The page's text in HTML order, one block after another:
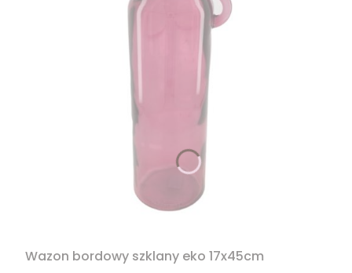
Wazon bordowy szklany eko 17x45cm